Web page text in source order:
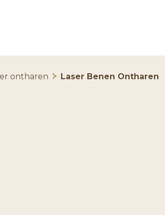
ontharen Laser Benen Ontharen